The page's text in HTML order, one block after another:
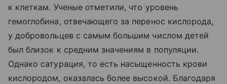
к клеткам. Ученые отметили, что уровень
гемоглобина, отвечающего за перенос кислорода,
у добровольцев с самым большим числом детей
был близок к средним значениям в популяции.
Однако сатурация, то есть насыщенность крови
кислородом, оказалась более высокой. Благодаря